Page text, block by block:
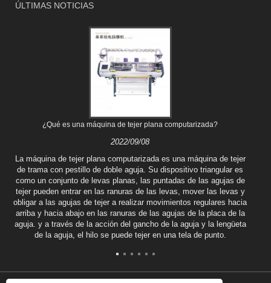
ÚLTIMAS NOTICIAS
¿Qué es una máquina de tejer plana computarizada?
2022/09/08
La máquina de tejer plana computarizada es una máquina de tejer
de trama con pestillo de doble aguja. Su dispositivo triangular es
como un conjunto de levas planas, las puntadas de las agujas de
tejer pueden entrar en las ranuras de las levas, mover las levas y
obligar a las agujas de tejer a realizar movimientos regulares hacia
arriba y hacia abajo en las ranuras de las agujas de la placa de la
aguja. y a través de la acción del gancho de la aguja y la lengüeta
de la aguja, el hilo se puede tejer en una tela de punto.